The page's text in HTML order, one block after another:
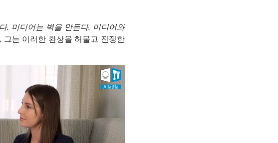
. 미디어는 벽을 만든다. 미디어와
그는 이러한 환상을 허물고 진정한